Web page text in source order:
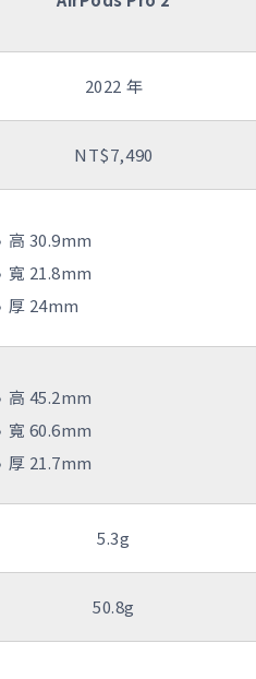
2022 年
NT$7,490
高 30.9mm
寬 21.8mm
厚 24mm
高 45.2mm
寬 60.6mm
厚 21.7mm
5.3g
50.8g